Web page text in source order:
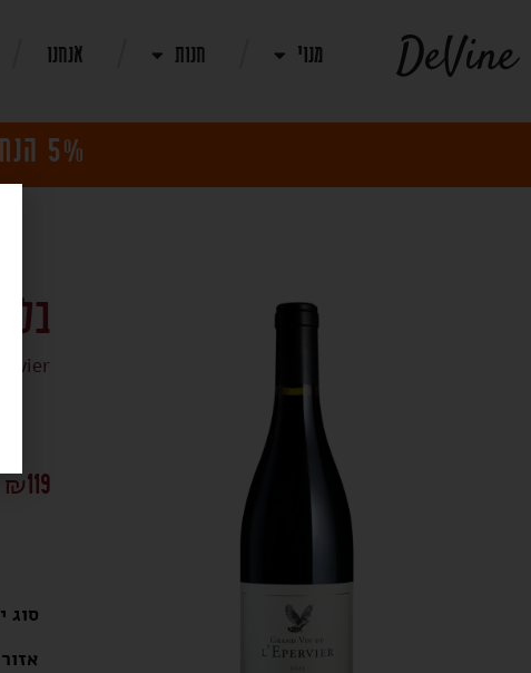
מנוי חנות אנחנו
5% הנחה למנויים! | משלוח חינם בקניית 12 בקבוקי יין
בלנד אדום
₪119
סוג